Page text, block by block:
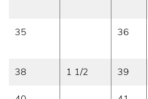
35 36
38 1 1/2 39